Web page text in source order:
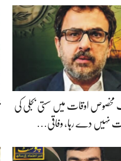
مخصوص اوقات میں سستی بجلی کی
نہیں دے رہا، وفاقی…